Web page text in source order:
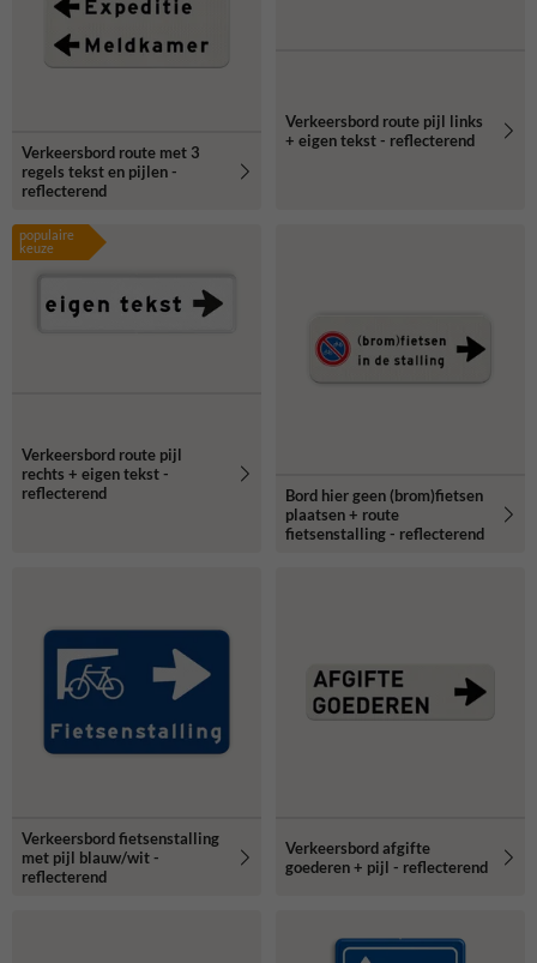
Verkeersbord route met 3
regels tekst en pijlen -
reflecterend
Verkeersbord route pijl links
+ eigen tekst - reflecterend
populaire
keuze
Verkeersbord route pijl
rechts + eigen tekst -
reflecterend
Bord hier geen (brom)fietsen
plaatsen + route
fietsenstalling - reflecterend
Verkeersbord fietsenstalling
met pijl blauw/wit -
reflecterend
Verkeersbord afgifte
goederen + pijl - reflecterend